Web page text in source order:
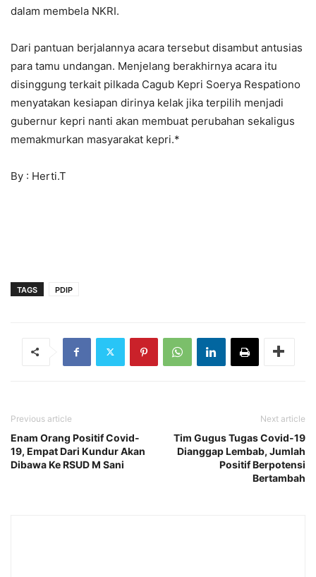
dalam membela NKRI.
Dari pantuan berjalannya acara tersebut disambut antusias
para tamu undangan. Menjelang berakhirnya acara itu
disinggung terkait pilkada Cagub Kepri Soerya Respationo
menyatakan kesiapan dirinya kelak jika terpilih menjadi
gubernur kepri nanti akan membuat perubahan sekaligus
memakmurkan masyarakat kepri.*
By : Herti.T
TAGS PDIP
Previous article
Enam Orang Positif Covid-
19, Empat Dari Kundur Akan
Dibawa Ke RSUD M Sani
Next article
Tim Gugus Tugas Covid-19
Dianggap Lembab, Jumlah
Positif Berpotensi
Bertambah